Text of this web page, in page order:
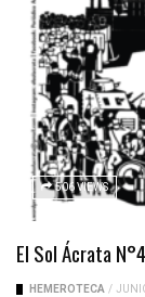
506 VIEWS
El Sol Ácrata
HEMEROTECA /